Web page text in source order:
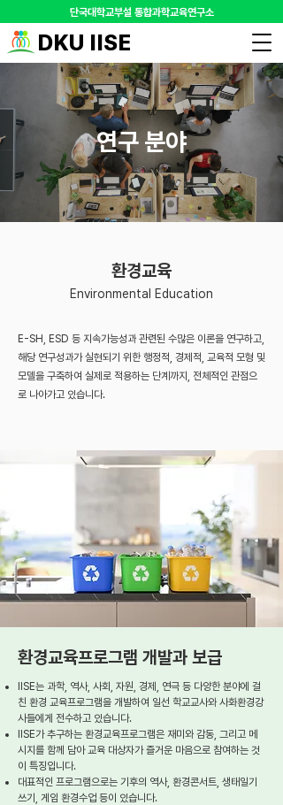
​단국대학교부설 통합과학교육연구소
DKU IISE
연구 분야
환경교육
Environmental Education
E-SH, ESD 등 지속가능성과 관련된 수많은 이론을 연구하고,
해당 연구성과가 실현되기 위한 행정적, 경제적, 교육적 모형 및
모델을 구축하여 실제로 적용하는 단계까지, 전체적인 관점으
로 나아가고 있습니다.
환경교육프로그램 개발과 보급
IISE는 과학, 역사, 사회, 자원, 경제, 연극 등 다양한 분야에 걸
친 환경 교육프로그램을 개발하여 일선 학교교사와 사화환경강
사들에게 전수하고 있습니다.
IISE가 추구하는 환경교육프로그램은 재미와 감동, 그리고 메
시지를 함께 담아 교육 대상자가 즐거운 마음으로 참여하는 것
이 특징입니다.
대표적인 프로그램으로는 기후의 역사, 환경콘서트, 생태일기
쓰기, 게임 환경수업 등이 있습니다.